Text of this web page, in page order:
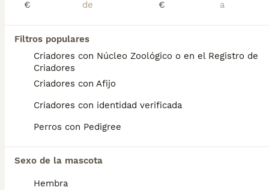
€
€
Filtros populares
Criadores con Núcleo Zoológico o en el Registro de
Criadores
Criadores con Afijo
Criadores con identidad verificada
Perros con Pedigree
Sexo de la mascota
Hembra
¿Cuánto cuesta un cachorro
de Pastor Del Caucaso?
Caucaso en España es de aproximadamente
reputación del criador y la ubicación.